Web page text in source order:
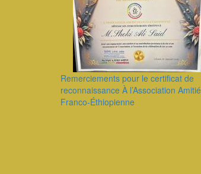
Remerciements pour le certificat de
reconnaissance À l’Association Amitié
Franco-Éthiopienne